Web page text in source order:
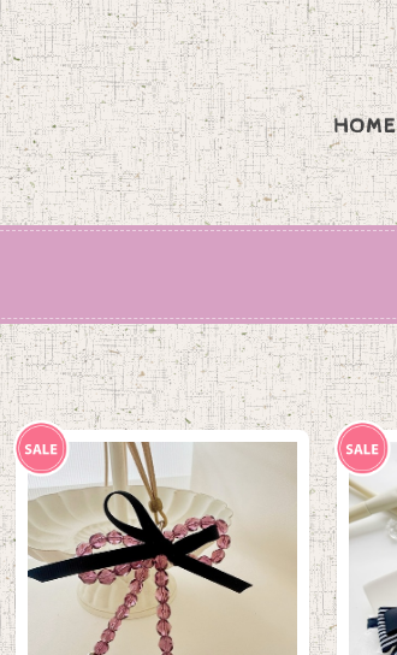
HOME